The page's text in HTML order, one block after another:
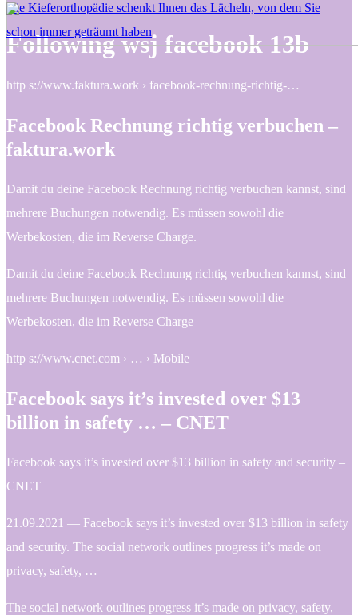
Die Kieferorthopädie schenkt Ihnen das Lächeln, von dem Sie
schon immer geträumt haben
Following wsj facebook 13b
http s://www.faktura.work › facebook-rechnung-richtig-…
Facebook Rechnung richtig verbuchen –
faktura.work
Damit du deine Facebook Rechnung richtig verbuchen kannst, sind
mehrere Buchungen notwendig. Es müssen sowohl die
Werbekosten, die im Reverse Charge.
Damit du deine Facebook Rechnung richtig verbuchen kannst, sind
mehrere Buchungen notwendig. Es müssen sowohl die
Werbekosten, die im Reverse Charge
http s://www.cnet.com › … › Mobile
Facebook says it’s invested over $13
billion in safety … – CNET
Facebook says it’s invested over $13 billion in safety and security –
CNET
21.09.2021 — Facebook says it’s invested over $13 billion in safety
and security. The social network outlines progress it’s made on
privacy, safety, …
The social network outlines progress it’s made on privacy, safety,